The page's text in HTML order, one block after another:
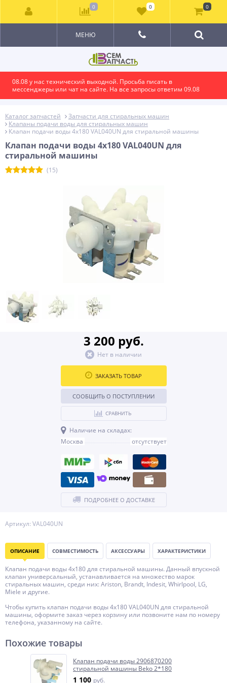
08.08 у нас технический выходной. Просьба писать в
мессенджеры или чат на сайте. На все запросы ответим 09.08
МЕНЮ
Каталог запчастей
Запчасти для стиральных машин
Клапаны подачи воды для стиральных машин
Клапан подачи воды 4x180 VAL040UN для стиральной машины
Клапан подачи воды 4x180 VAL040UN для
стиральной машины
(15)
Артикул: VAL040UN
3 200 руб.
Нет в наличии
ЗАКАЗАТЬ ТОВАР
СООБЩИТЬ О ПОСТУПЛЕНИИ
СРАВНИТЬ
Наличие на складах:
Москва
отсутствует
ПОДРОБНЕЕ О ДОСТАВКЕ
ОПИСАНИЕ СОВМЕСТИМОСТЬ АКСЕССУАРЫ ХАРАКТЕРИСТИКИ
Клапан подачи воды 4x180 для стиральной машины. Данный впускной
клапан универсальный, устанавливается на множество марок
стиральных машин, среди них: Ariston, Brandt, Indesit, Whirlpool, LG,
Miele и другие.
Чтобы купить клапан подачи воды 4x180 VAL040UN для стиральной
машины, оформите заказ через корзину или позвоните нам по номеру
телефона, указанному на сайте.
Похожие товары
Клапан подачи воды 2906870200
стиральной машины Beko 2*180
1 100 руб.
0 0 0